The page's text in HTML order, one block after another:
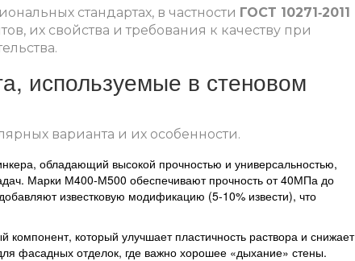
стандартах, в частности ГОСТ 10271‑2011
их свойства и требования к качеству при
.
используемые в стеновом
варианта и их особенности.
обладающий высокой прочностью и универсальностью,
. Марки М400‑М500 обеспечивают прочность от 40МПа до
известковую модификацию (5‑10% извести), что
компонент, который улучшает пластичность раствора и снижает
фасадных отделок, где важно хорошее «дыхание» стены.